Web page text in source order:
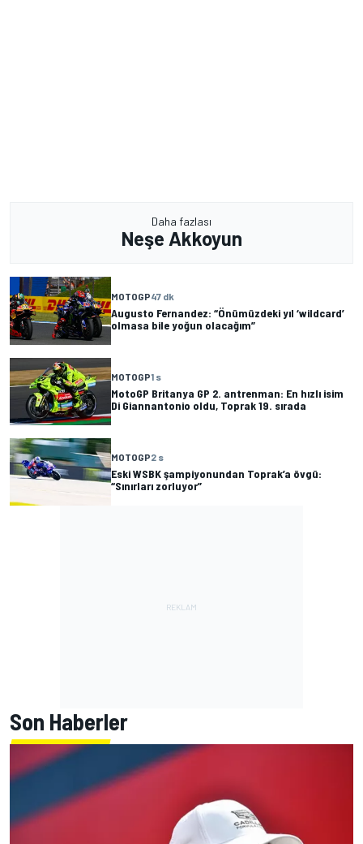
Daha fazlası
Neşe Akkoyun
MOTOGP47 dk
Augusto Fernandez: “Önümüzdeki yıl ‘wildcard’
olmasa bile yoğun olacağım”
MOTOGP1 s
MotoGP Britanya GP 2. antrenman: En hızlı isim
Di Giannantonio oldu, Toprak 19. sırada
MOTOGP2 s
Eski WSBK şampiyonundan Toprak’a övgü:
“Sınırları zorluyor”
Son Haberler